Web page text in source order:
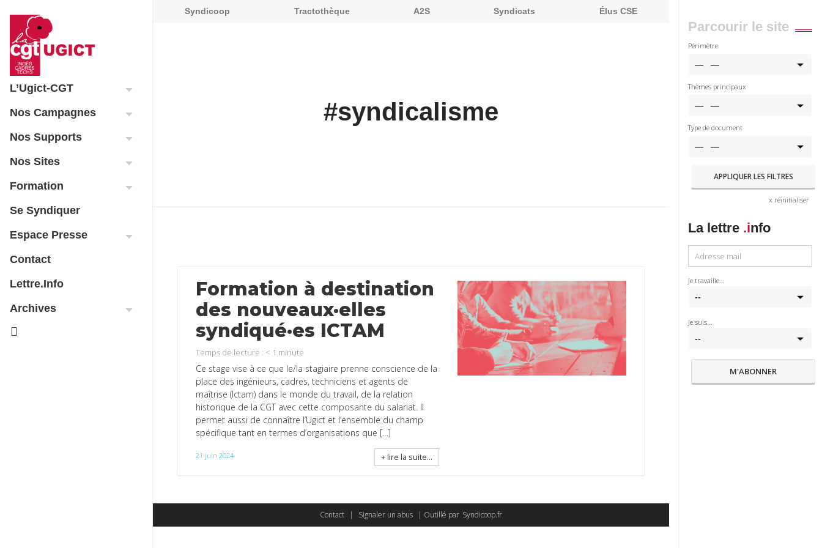
L’Ugict-CGT
Nos Campagnes
Nos Supports
Nos Sites
Formation
Se Syndiquer
Espace Presse
Contact
Lettre.info
Archives
Syndicoop Tractothèque A2S Syndicats Élus CSE
Parcourir le site
Périmètre
Thèmes principaux
Type de document
x réinitialiser
La lettre .info
Je travaille...
Je suis...
#syndicalisme
Formation à destination
des nouveaux·elles
syndiqué·es ICTAM
Temps de lecture : < 1 minute
Ce stage vise à ce que le/la stagiaire prenne conscience de la
place des ingénieurs, cadres, techniciens et agents de
maîtrise (Ictam) dans le monde du travail, de la relation
historique de la CGT avec cette composante du salariat. Il
permet aussi de connaître l’Ugict et l’ensemble du champ
spécifique tant en termes d’organisations que […]
21 juin 2024 + lire la suite...
Contact | Signaler un abus | Outillé par Syndicoop.fr